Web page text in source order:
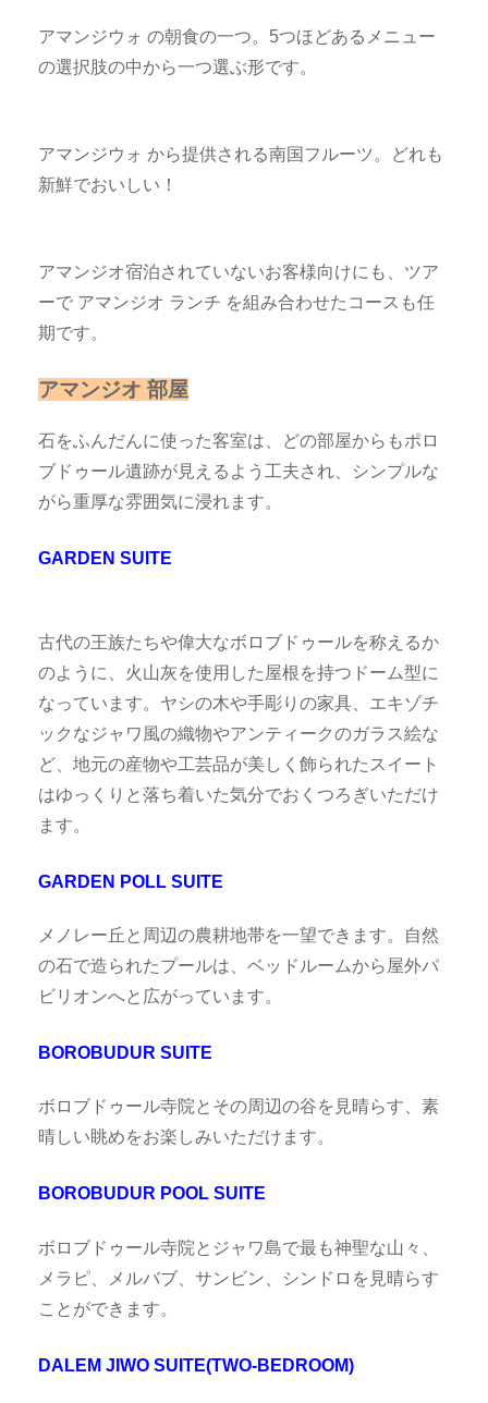
アマンジウォ の朝食の一つ。5つほどあるメニュー
の選択肢の中から一つ選ぶ形です。
アマンジウォ から提供される南国フルーツ。どれも
新鮮でおいしい！
アマンジオ宿泊されていないお客様向けにも、ツア
ーで アマンジオ ランチ を組み合わせたコースも任
期です。
アマンジオ 部屋
石をふんだんに使った客室は、どの部屋からもポロ
ブドゥール遺跡が見えるよう工夫され、シンプルな
がら重厚な雰囲気に浸れます。
GARDEN SUITE
古代の王族たちや偉大なボロブドゥールを称えるか
のように、火山灰を使用した屋根を持つドーム型に
なっています。ヤシの木や手彫りの家具、エキゾチ
ックなジャワ風の織物やアンティークのガラス絵な
ど、地元の産物や工芸品が美しく飾られたスイート
はゆっくりと落ち着いた気分でおくつろぎいただけ
ます。
GARDEN POLL SUITE
メノレー丘と周辺の農耕地帯を一望できます。自然
の石で造られたプールは、ベッドルームから屋外パ
ビリオンへと広がっています。
BOROBUDUR SUITE
ボロブドゥール寺院とその周辺の谷を見晴らす、素
晴しい眺めをお楽しみいただけます。
BOROBUDUR POOL SUITE
ボロブドゥール寺院とジャワ島で最も神聖な山々、
メラピ、メルバブ、サンビン、シンドロを見晴らす
ことができます。
DALEM JIWO SUITE(TWO-BEDROOM)